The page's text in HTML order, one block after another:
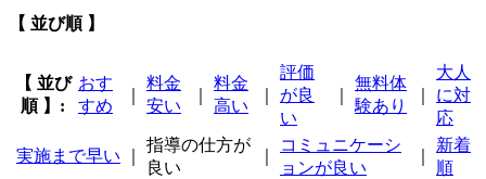
【 並び順 】
【 並び
順 】:
おす
すめ
料金
安い
料金
高い
評価
が良
い
無料体
験あり
大人
に対
応
実施まで早い
指導の仕方が
良い
コミュニケーシ
ョンが良い
新着
順